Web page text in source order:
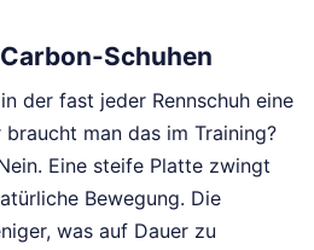
Schuhen
der fast jeder Rennschuh eine
man das im Training?
Eine steife Platte zwingt
Bewegung. Die
was auf Dauer zu